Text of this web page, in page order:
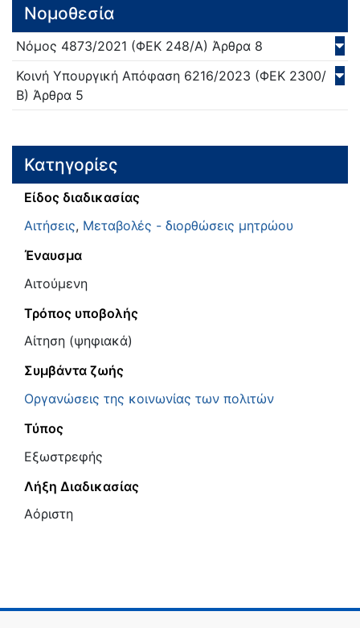
Νομοθεσία
Νόμος 4873/2021 (ΦΕΚ 248/Α) Άρθρα 8
Κοινή Υπουργική Απόφαση 6216/2023 (ΦΕΚ 2300/
Β) Άρθρα 5
Κατηγορίες
Είδος διαδικασίας
Αιτήσεις, Μεταβολές - διορθώσεις μητρώου
Έναυσμα
Αιτούμενη
Τρόπος υποβολής
Αίτηση (ψηφιακά)
Συμβάντα ζωής
Οργανώσεις της κοινωνίας των πολιτών
Τύπος
Εξωστρεφής
Λήξη Διαδικασίας
Αόριστη